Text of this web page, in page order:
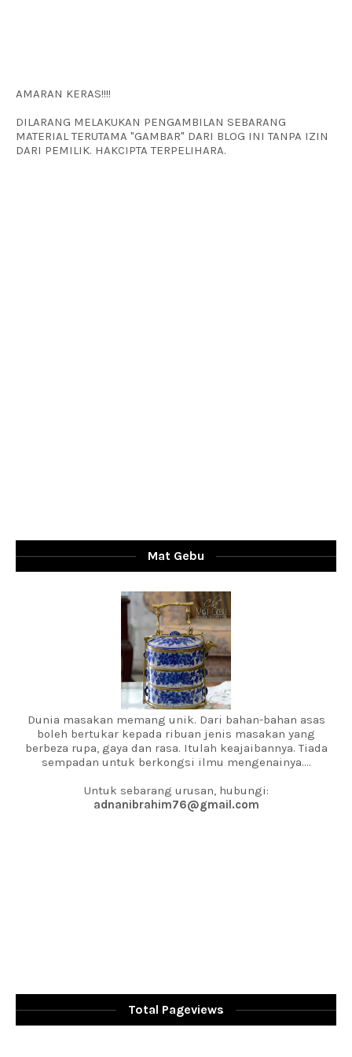
AMARAN KERAS!!!!
DILARANG MELAKUKAN PENGAMBILAN SEBARANG
MATERIAL TERUTAMA "GAMBAR" DARI BLOG INI TANPA IZIN
DARI PEMILIK. HAKCIPTA TERPELIHARA.
Mat Gebu
Dunia masakan memang unik. Dari bahan-bahan asas
boleh bertukar kepada ribuan jenis masakan yang
berbeza rupa, gaya dan rasa. Itulah keajaibannya. Tiada
sempadan untuk berkongsi ilmu mengenainya....
Untuk sebarang urusan, hubungi:
adnanibrahim76@gmail.com
Total Pageviews